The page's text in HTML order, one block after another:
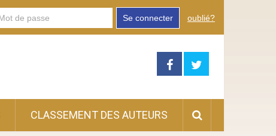
Se connecter oublié?
CLASSEMENT DES AUTEURS